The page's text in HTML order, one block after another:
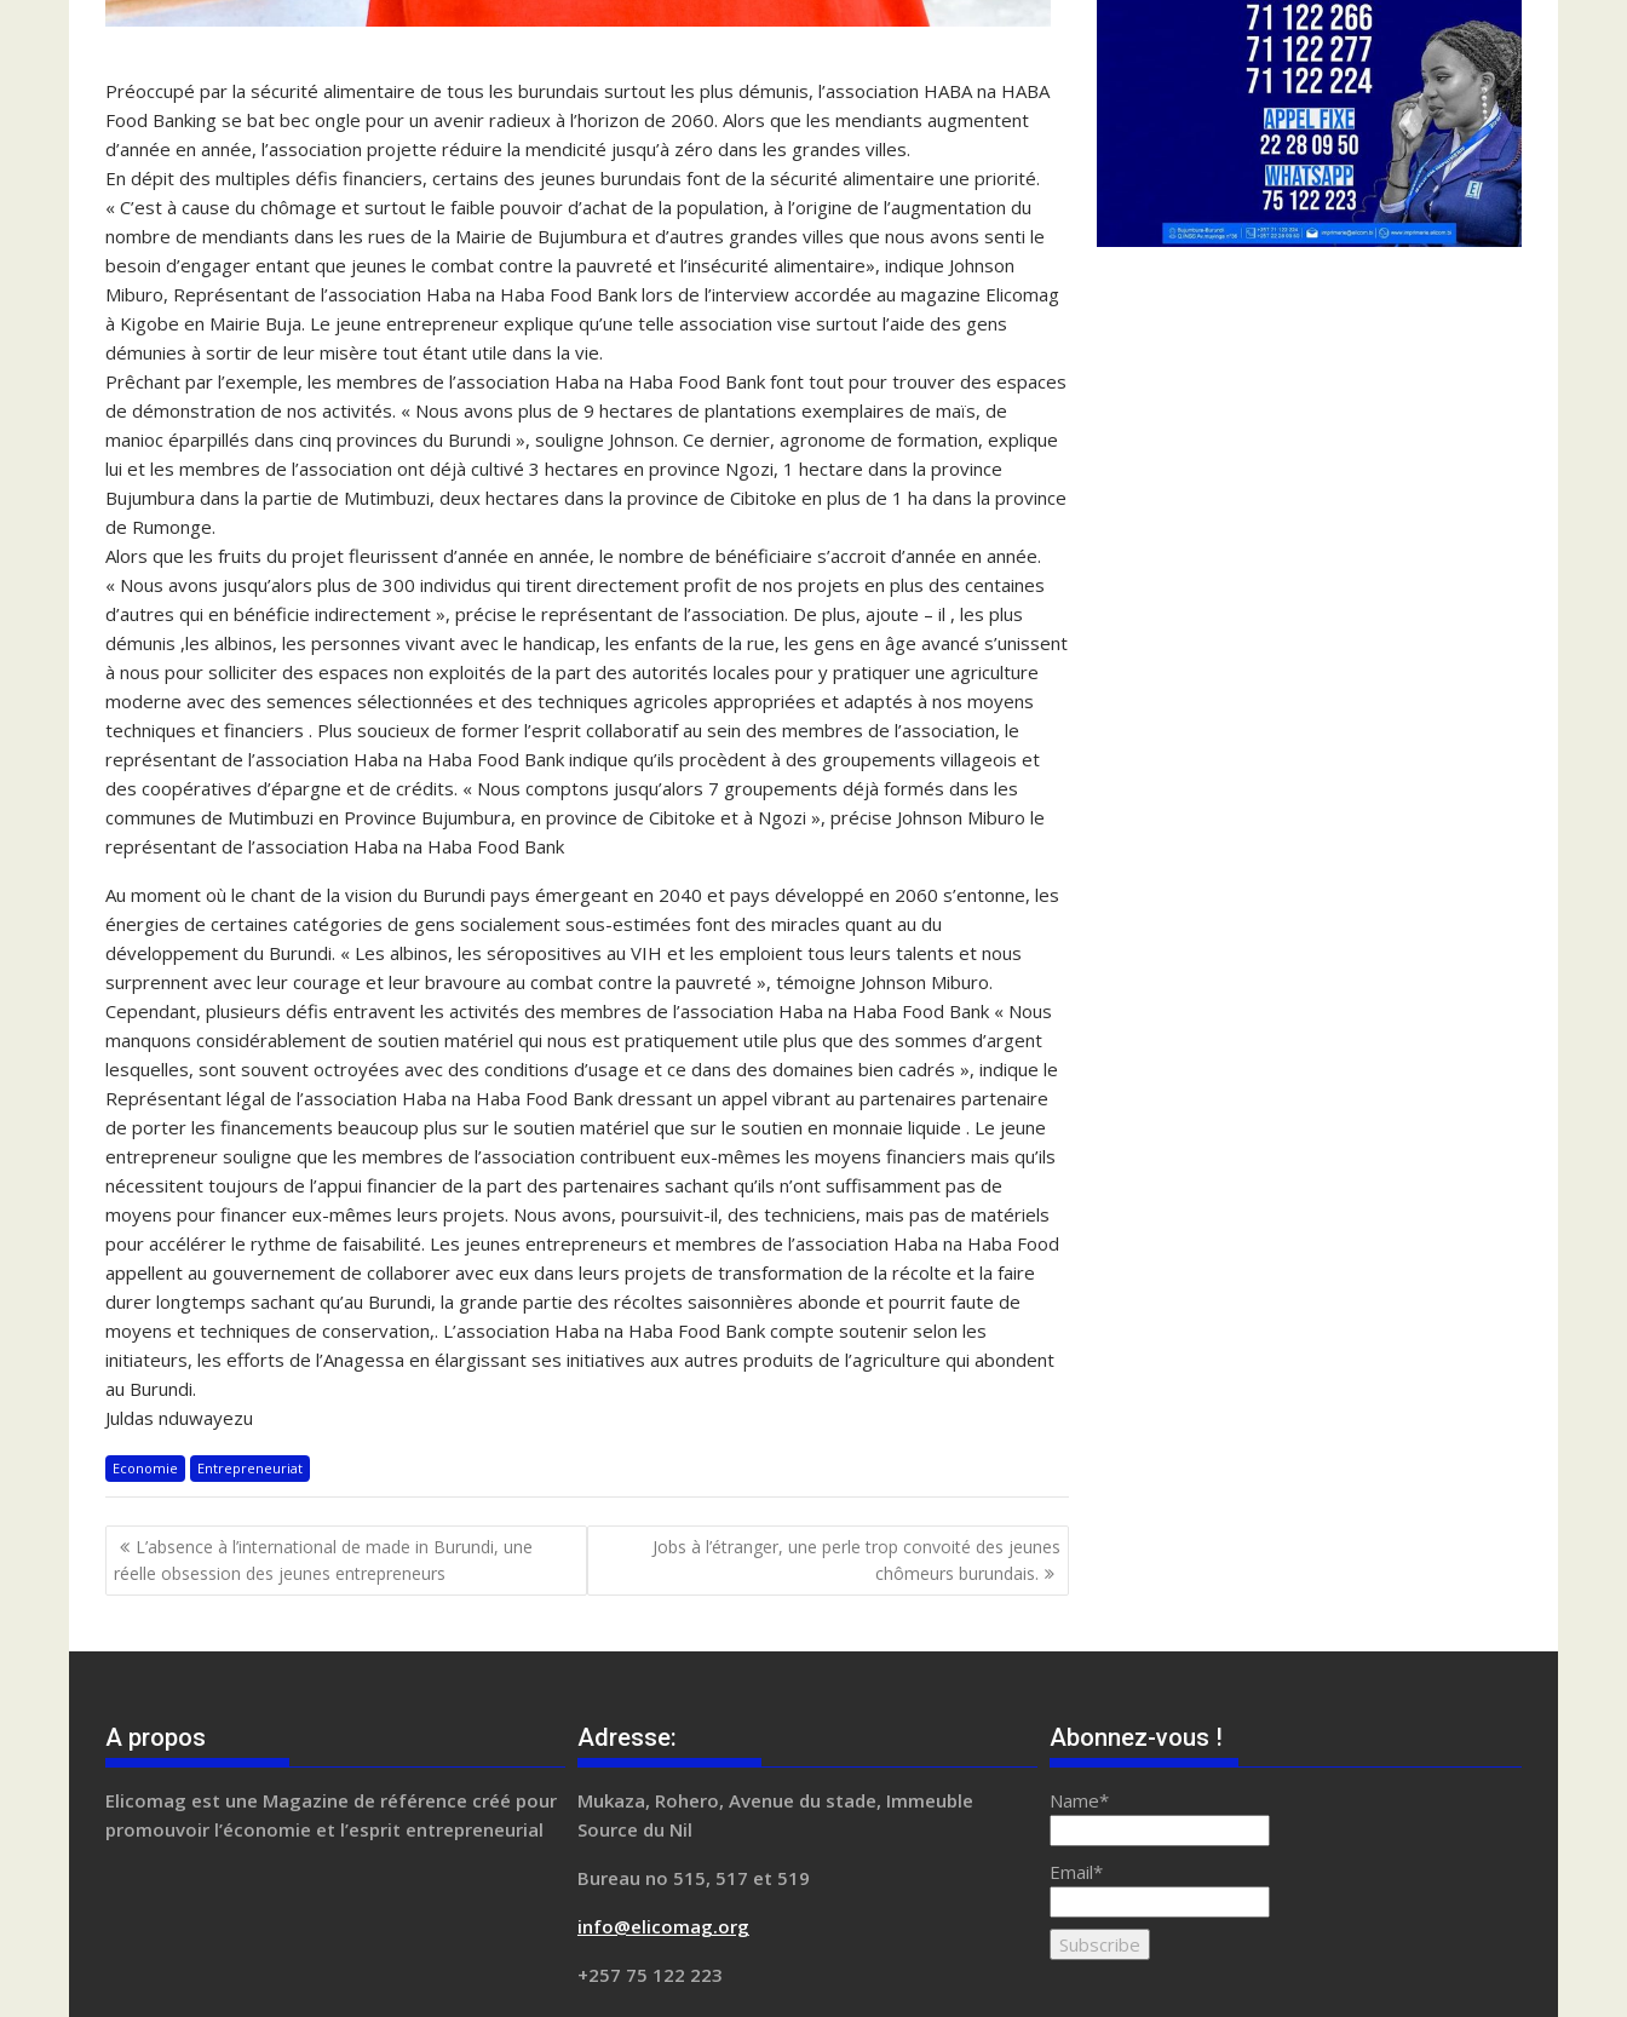
Préoccupé par la sécurité alimentaire de tous les burundais surtout les plus démunis, l’association HABA na HABA
Food Banking se bat bec ongle pour un avenir radieux à l’horizon de 2060. Alors que les mendiants augmentent
d’année en année, l’association projette réduire la mendicité jusqu’à zéro dans les grandes villes.
En dépit des multiples défis financiers, certains des jeunes burundais font de la sécurité alimentaire une priorité.
« C’est à cause du chômage et surtout le faible pouvoir d’achat de la population, à l’origine de l’augmentation du
nombre de mendiants dans les rues de la Mairie de Bujumbura et d’autres grandes villes que nous avons senti le
besoin d’engager entant que jeunes le combat contre la pauvreté et l’insécurité alimentaire», indique Johnson
Miburo, Représentant de l’association Haba na Haba Food Bank lors de l’interview accordée au magazine Elicomag
à Kigobe en Mairie Buja. Le jeune entrepreneur explique qu’une telle association vise surtout l’aide des gens
démunies à sortir de leur misère tout étant utile dans la vie.
Prêchant par l’exemple, les membres de l’association Haba na Haba Food Bank font tout pour trouver des espaces
de démonstration de nos activités. « Nous avons plus de 9 hectares de plantations exemplaires de maïs, de
manioc éparpillés dans cinq provinces du Burundi », souligne Johnson. Ce dernier, agronome de formation, explique
lui et les membres de l’association ont déjà cultivé 3 hectares en province Ngozi, 1 hectare dans la province
Bujumbura dans la partie de Mutimbuzi, deux hectares dans la province de Cibitoke en plus de 1 ha dans la province
de Rumonge.
Alors que les fruits du projet fleurissent d’année en année, le nombre de bénéficiaire s’accroit d’année en année.
« Nous avons jusqu’alors plus de 300 individus qui tirent directement profit de nos projets en plus des centaines
d’autres qui en bénéficie indirectement », précise le représentant de l’association. De plus, ajoute – il , les plus
démunis ,les albinos, les personnes vivant avec le handicap, les enfants de la rue, les gens en âge avancé s’unissent
à nous pour solliciter des espaces non exploités de la part des autorités locales pour y pratiquer une agriculture
moderne avec des semences sélectionnées et des techniques agricoles appropriées et adaptés à nos moyens
techniques et financiers . Plus soucieux de former l’esprit collaboratif au sein des membres de l’association, le
représentant de l’association Haba na Haba Food Bank indique qu’ils procèdent à des groupements villageois et
des coopératives d’épargne et de crédits. « Nous comptons jusqu’alors 7 groupements déjà formés dans les
communes de Mutimbuzi en Province Bujumbura, en province de Cibitoke et à Ngozi », précise Johnson Miburo le
représentant de l’association Haba na Haba Food Bank
Au moment où le chant de la vision du Burundi pays émergeant en 2040 et pays développé en 2060 s’entonne, les
énergies de certaines catégories de gens socialement sous-estimées font des miracles quant au du
développement du Burundi. « Les albinos, les séropositives au VIH et les emploient tous leurs talents et nous
surprennent avec leur courage et leur bravoure au combat contre la pauvreté », témoigne Johnson Miburo.
Cependant, plusieurs défis entravent les activités des membres de l’association Haba na Haba Food Bank « Nous
manquons considérablement de soutien matériel qui nous est pratiquement utile plus que des sommes d’argent
lesquelles, sont souvent octroyées avec des conditions d’usage et ce dans des domaines bien cadrés », indique le
Représentant légal de l’association Haba na Haba Food Bank dressant un appel vibrant au partenaires partenaire
de porter les financements beaucoup plus sur le soutien matériel que sur le soutien en monnaie liquide . Le jeune
entrepreneur souligne que les membres de l’association contribuent eux-mêmes les moyens financiers mais qu’ils
nécessitent toujours de l’appui financier de la part des partenaires sachant qu’ils n’ont suffisamment pas de
moyens pour financer eux-mêmes leurs projets. Nous avons, poursuivit-il, des techniciens, mais pas de matériels
pour accélérer le rythme de faisabilité. Les jeunes entrepreneurs et membres de l’association Haba na Haba Food
appellent au gouvernement de collaborer avec eux dans leurs projets de transformation de la récolte et la faire
durer longtemps sachant qu’au Burundi, la grande partie des récoltes saisonnières abonde et pourrit faute de
moyens et techniques de conservation,. L’association Haba na Haba Food Bank compte soutenir selon les
initiateurs, les efforts de l’Anagessa en élargissant ses initiatives aux autres produits de l’agriculture qui abondent
au Burundi.
Juldas nduwayezu
Economie Entrepreneuriat
Navigation
de
l’article
L’absence à l’international de made in Burundi, une
réelle obsession des jeunes entrepreneurs
Jobs à l’étranger, une perle trop convoité des jeunes
chômeurs burundais.
A propos
Elicomag est une Magazine de référence créé pour
promouvoir l’économie et l’esprit entrepreneurial
Adresse:
Mukaza, Rohero, Avenue du stade, Immeuble
Source du Nil
Bureau no 515, 517 et 519
info@elicomag.org
+257 75 122 223
Abonnez-vous !
Name*
Email*